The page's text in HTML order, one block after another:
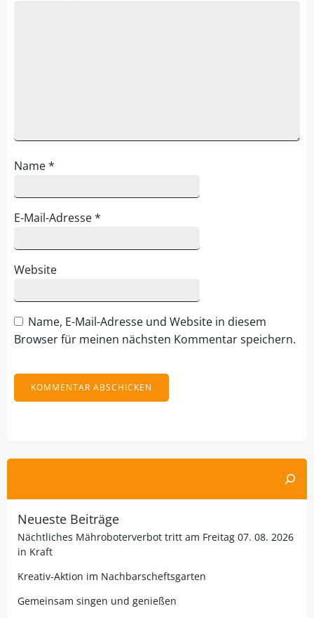
Name*
E-Mail-Adresse*
Website
Name, E-Mail-Adresse und Website in diesem
Browser für meinen nächsten Kommentar speichern.
Neueste Beiträge
Nächtliches Mähroboterverbot tritt am Freitag 07. 08. 2026
in Kraft
Kreativ-Aktion im Nachbarscheftsgarten
Gemeinsam singen und genießen